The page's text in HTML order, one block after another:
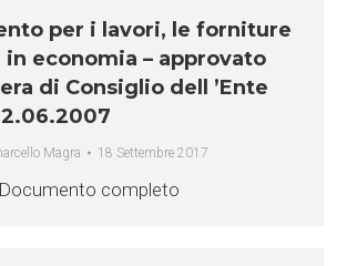
per i lavori, le forniture
in economia – approvato
di Consiglio dell ’Ente
Magra 18 Settembre 2017
completo